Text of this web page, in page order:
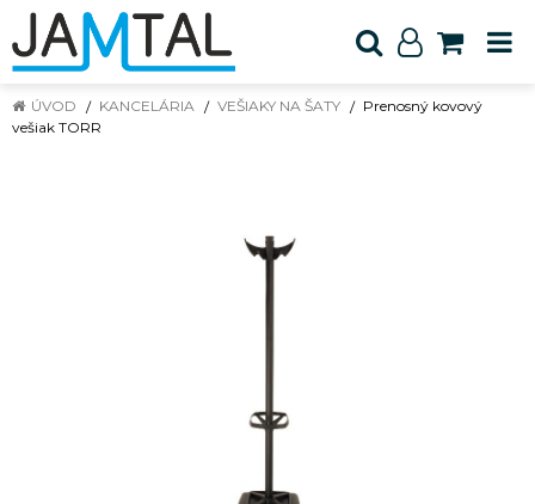
ÚVOD KANCELÁRIA VEŠIAKY NA ŠATY
Prenosný kovový
vešiak TORR